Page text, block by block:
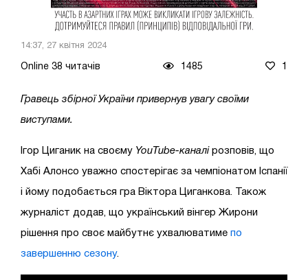
14:37, 27 квітня 2024
Online 38 читачів 1485 1
Гравець збірної України привернув увагу своїми
виступами.
Ігор Циганик на своєму YouTube-каналірозповів, що
Хабі Алонсо уважно спостерігає за чемпіонатом Іспанії
і йому подобається гра Віктора Циганкова. Також
журналіст додав, що український вінгер Жирони
рішення про своє майбутнє ухвалюватиме по
завершенню сезону.